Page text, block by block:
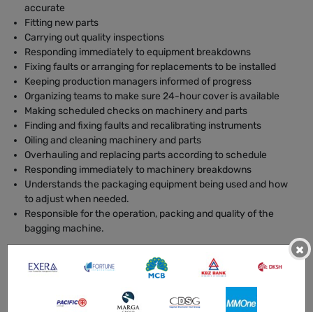
accurate
Fitting new parts
Carrying out quality inspections
Responding immediately to equipment breakdowns
Fixing faults or arranging for replacements to be installed
Keeping production managers informed of progress
Organizing teams to make sure 24-hour cover is available
Making scheduled checks on machinery and parts
Finding and fixing faults and recalibrating instruments
Oiling and cleaning machinery and parts
Overhauling and replacing parts according to schedule
Responding immediately to machinery breakdowns
Understands the packaging equipment being used and how
to adjust when needed.
Responsible for the operation, packing and quality of the
bagging machine.
လိုအပ်သောအရည်အချင်း
B.E (Electrical Power) ဘွဲ့ရရှိထားသူဖြစ်ရမည်။
×